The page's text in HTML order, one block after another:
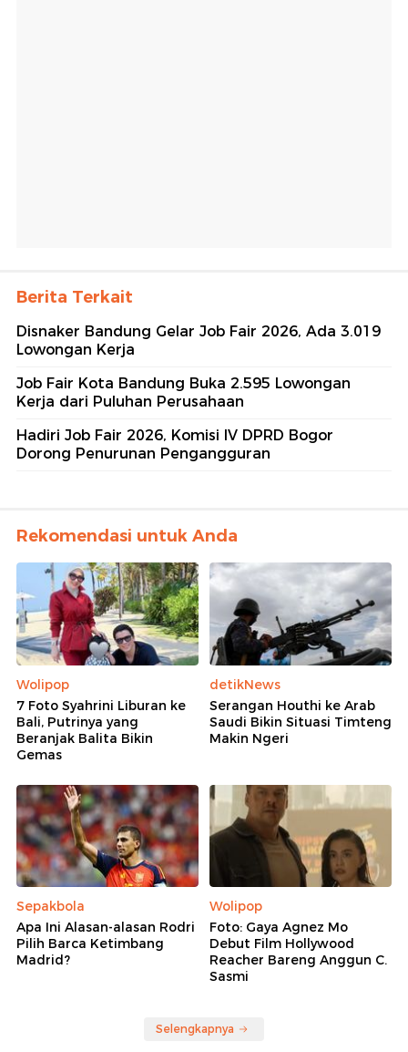
Berita Terkait
Disnaker Bandung Gelar Job Fair 2026, Ada 3.019
Lowongan Kerja
Job Fair Kota Bandung Buka 2.595 Lowongan
Kerja dari Puluhan Perusahaan
Hadiri Job Fair 2026, Komisi IV DPRD Bogor
Dorong Penurunan Pengangguran
Rekomendasi untuk Anda
Wolipop
7 Foto Syahrini Liburan ke
Bali, Putrinya yang
Beranjak Balita Bikin
Gemas
detikNews
Serangan Houthi ke Arab
Saudi Bikin Situasi Timteng
Makin Ngeri
Sepakbola
Apa Ini Alasan-alasan Rodri
Pilih Barca Ketimbang
Madrid?
Wolipop
Foto: Gaya Agnez Mo
Debut Film Hollywood
Reacher Bareng Anggun C.
Sasmi
Selengkapnya